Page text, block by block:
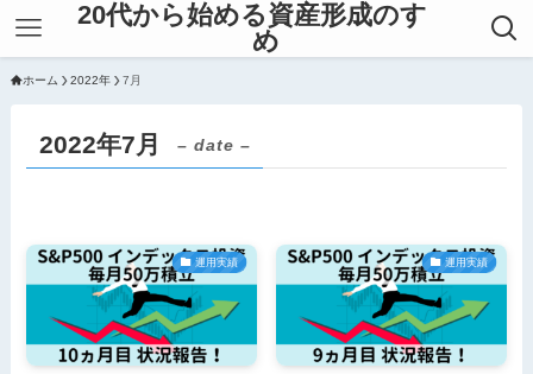
20代から始める資産形成のすゝ
め
ホーム 2022年 7月
2022年7月 – date –
運用実績 運用実績